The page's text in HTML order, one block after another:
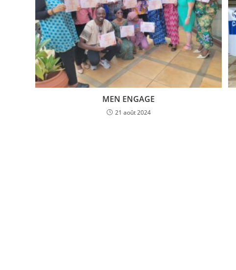
MEN ENGAGE
21 août 2024